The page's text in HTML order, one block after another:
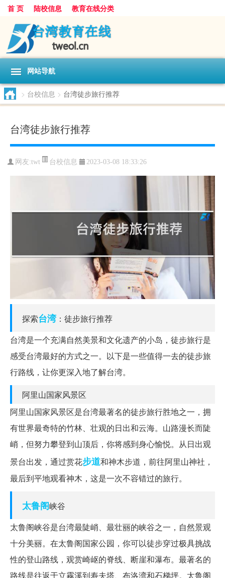
首 页 陆校信息 教育在线分类
网站导航
> 台校信息 > 台湾徒步旅行推荐
台湾徒步旅行推荐
网友:twt 台校信息 2023-03-08 18:33:26
探索台湾：徒步旅行推荐
台湾是一个充满自然美景和文化遗产的小岛，徒步旅行是
感受台湾最好的方式之一。以下是一些值得一去的徒步旅
行路线，让你更深入地了解台湾。
阿里山国家风景区
阿里山国家风景区是台湾最著名的徒步旅行胜地之一，拥
有世界最奇特的竹林、壮观的日出和云海。山路漫长而陡
峭，但努力攀登到山顶后，你将感到身心愉悦。从日出观
景台出发，通过赏花步道和神木步道，前往阿里山神社，
最后到平地观看神木，这是一次不容错过的旅行。
太鲁阁峡谷
太鲁阁峡谷是台湾最陡峭、最壮丽的峡谷之一，自然景观
十分美丽。在太鲁阁国家公园，你可以徒步穿过极具挑战
性的登山路线，观赏崎岖的脊线、断崖和瀑布。最著名的
路线是往返于立霧溪到寿夫塔、布洛湾和石梯坪。太鲁阁